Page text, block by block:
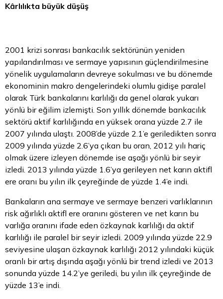
Kârlılıkta büyük düşüş
2001 krizi sonrası bankacılık sektörünün yeniden
yapılandırılması ve sermaye yapısının güçlendirilmesine
yönelik uygulamaların devreye sokulması ve bu dönemde
ekonominin makro dengelerindeki olumlu gidişe paralel
olarak Türk bankalarını karlılığı da genel olarak yukarı
yönlü bir eğilim izlemişti. Son yıllık dönemde bankacılık
sektörü aktif karlılığında en yüksek orana yüzde 2.7 ile
2007 yılında ulaştı. 2008’de yüzde 2.1’e geriledikten sonra
2009 yılında yüzde 2.6’ya çıkan bu oran, 2012 yılı hariç
olmak üzere izleyen dönemde ise aşağı yönlü bir seyir
izledi. 2013 yılında yüzde 1.6’ya gerileyen net karın aktifl
ere oranı bu yılın ilk çeyreğinde de yüzde 1.4’e indi.
Bankaların ana sermaye ve sermaye benzeri varlıklarının
risk ağırlıklı aktifl ere oranını gösteren ve net karın bu
varlığa oranını ifade eden özkaynak karlılığı da aktif
karlılığı ile paralel bir seyir izledi. 2009 yılında yüzde 22.9
seviyesine ulaşan özkaynak karlılığı 2012 yılındaki küçük
oranlı bir artış dışında aşağı yönlü bir trend izledi ve 2013
sonunda yüzde 14.2’ye geriledi, bu yılın ilk çeyreğinde de
yüzde 13’e indi.